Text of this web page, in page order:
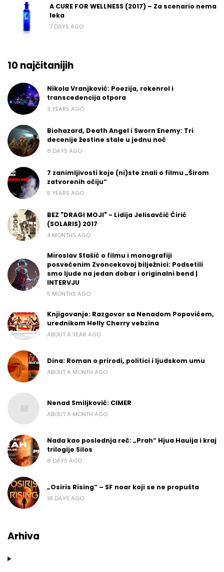
A CURE FOR WELLNESS (2017) – Za scenario nema
leka
7 DAYS AGO
10 najčitanijih
Nikola Vranjković: Poezija, rokenrol i
transcedencija otpora
3 YEARS AGO
Biohazard, Death Angel i Sworn Enemy: Tri
decenije žestine stale u jednu noć
8 DAYS AGO
7 zanimljivosti koje (ni)ste znali o filmu „Širom
zatvorenih očiju“
5 YEARS AGO
BEZ "DRAGI MOJI" - Lidija Jelisavčić Ćirić
(SOLARIS) 2017
4 MONTHS AGO
Miroslav Stašić o filmu i monografiji
posvećenim Zvoncekovoj bilježnici: Podsetili
smo ljude na jedan dobar i originalni bend |
INTERVJU
5 MONTHS AGO
Knjigovanje: Razgovor sa Nenadom Popovićem,
urednikom Helly Cherry vebzina
ABOUT A YEAR AGO
Dina: Roman o prirodi, politici i ljudskom umu
ABOUT A MONTH AGO
Nenad Smiljković: CIMER
ABOUT A MONTH AGO
Nada kao poslednja reč: „Prah“ Hjua Hauija i kraj
trilogije Silos
8 DAYS AGO
„Osiris Rising“ – SF noar koji se ne propušta
18 DAYS AGO
Arhiva